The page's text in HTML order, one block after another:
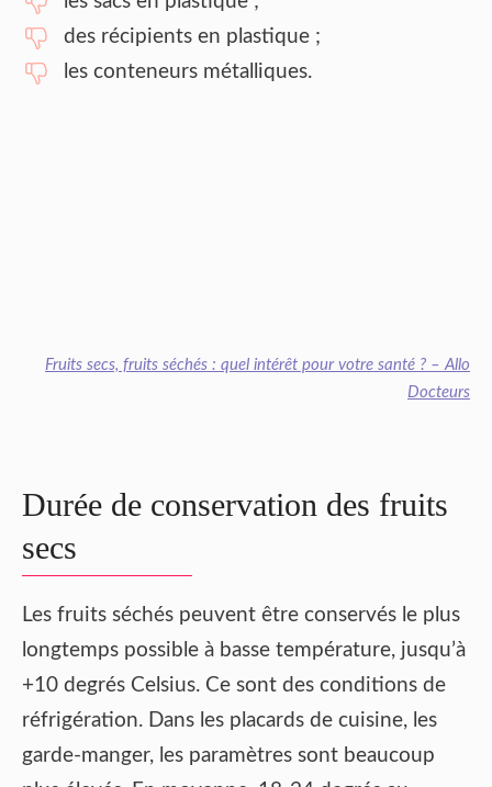
des récipients en plastique ;
les conteneurs métalliques.
Fruits secs, fruits séchés : quel intérêt pour votre santé ? – Allo
Docteurs
Durée de conservation des fruits
secs
Les fruits séchés peuvent être conservés le plus
longtemps possible à basse température, jusqu’à
+10 degrés Celsius. Ce sont des conditions de
réfrigération. Dans les placards de cuisine, les
garde-manger, les paramètres sont beaucoup